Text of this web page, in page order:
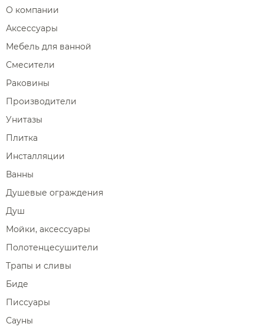
О компании
Аксессуары
Мебель для ванной
Смесители
Раковины
Производители
Унитазы
Плитка
Инсталляции
Ванны
Душевые ограждения
Душ
Мойки, аксессуары
Полотенцесушители
Трапы и сливы
Биде
Писсуары
Сауны